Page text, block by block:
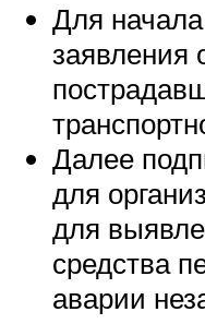
Для
заявления
Далее
для
для
средства
аварии